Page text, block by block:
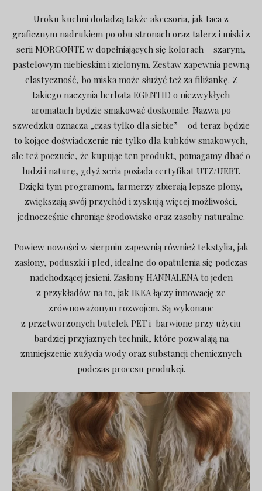
Uroku kuchni dodadzą także akcesoria, jak taca z
graficznym nadrukiem po obu stronach oraz talerz i miski z
serii MORGONTE w dopełniających się kolorach – szarym,
pastelowym niebieskim i zielonym. Zestaw zapewnia pewną
elastyczność, bo miska może służyć też za filiżankę. Z
takiego naczynia herbata EGENTID o niezwykłych
aromatach będzie smakować doskonale. Nazwa po
szwedzku oznacza „czas tylko dla siebie” – od teraz będzie
to kojące doświadczenie nie tylko dla kubków smakowych,
ale też poczucie, że kupując ten produkt, pomagamy dbać o
ludzi i naturę, gdyż seria posiada certyfikat UTZ/UEBT.
Dzięki tym programom, farmerzy zbierają lepsze plony,
zwiększają swój przychód i zyskują więcej możliwości,
jednocześnie chroniąc środowisko oraz zasoby naturalne.
Powiew nowości w sierpniu zapewnią również tekstylia, jak
zasłony, poduszki i pled, idealne do opatulenia się podczas
nadchodzącej jesieni. Zasłony HANNALENA to jeden
z przykładów na to, jak IKEA łączy innowację ze
zrównoważonym rozwojem. Są wykonane
z przetworzonych butelek PET i barwione przy użyciu
bardziej przyjaznych technik, które pozwalają na
zmniejszenie zużycia wody oraz substancji chemicznych
podczas procesu produkcji.